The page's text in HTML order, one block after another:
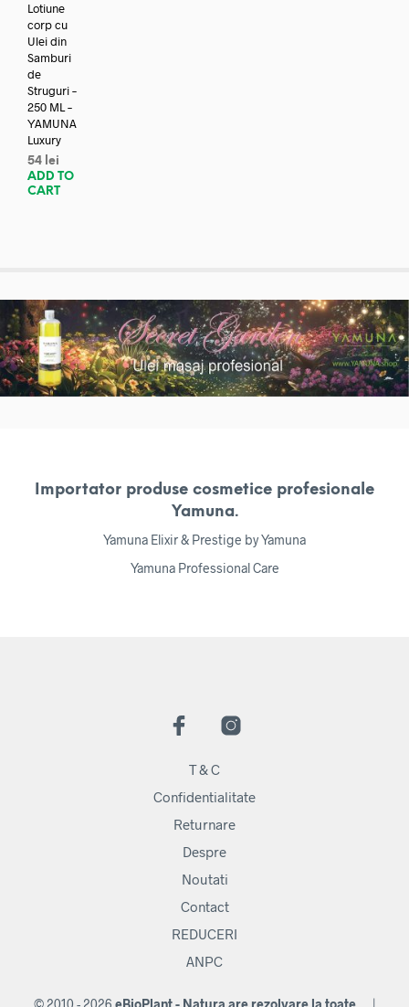
Lotiune
corp cu
Ulei din
Samburi
de
Struguri –
250 ML –
YAMUNA
Luxury
54 lei
ADD TO
CART
Importator produse cosmetice profesionale
Yamuna.
Yamuna Elixir & Prestige by Yamuna
Yamuna Professional Care
T & C
Confidentialitate
Returnare
Despre
Noutati
Contact
REDUCERI
ANPC
© 2010 - 2026 eBioPlant - Natura are rezolvare la toate... |